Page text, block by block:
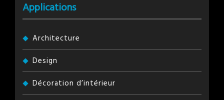
Applications
Architecture
Design
Décoration d’intérieur